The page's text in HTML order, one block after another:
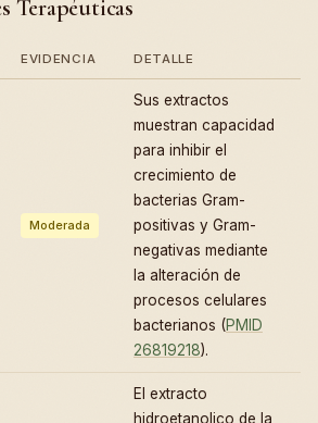
Terapéuticas
EVIDENCIA DETALLE
Moderada
Sus extractos
muestran capacidad
para inhibir el
crecimiento de
bacterias Gram-
positivas y Gram-
negativas mediante
la alteración de
procesos celulares
bacterianos (PMID
26819218).
El extracto
hidroetanolico de la